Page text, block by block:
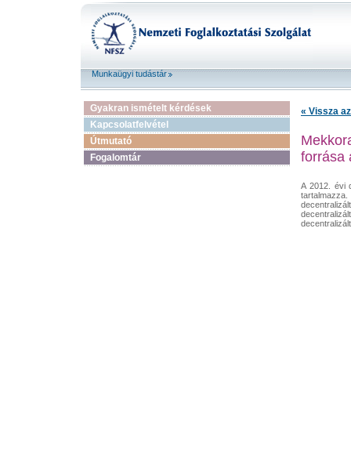
Munkaügyi tudástár
Gyakran ismételt kérdések
Kapcsolatfelvétel
Útmutató
Fogalomtár
« Vissza
forrása
A 2012. évi